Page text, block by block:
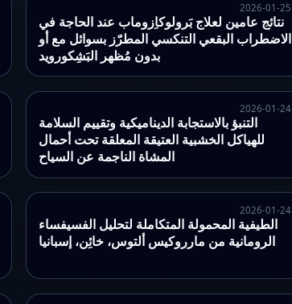
2026-01-25
نتائج عامين لعلاج بَرولوكاِزوماب عند الحاجة في
الاضطراب البقعي التنكسي المطرّز بسوائل مع أو
بدون مُظهر البَشِكورويد
2026-01-24
التنبؤ بالاستجابة الديناميكية وتقييم السلامة
للهياكل الخشبية العتيقة المعلقة تحت أحمال
المشاة الناجمة عن السياح
2026-01-24
الطيفية المحمولة المتكاملة لتحليل الفسيفساء
الرومانية من مارروكيس ألتوس، خائِن، إسبانيا